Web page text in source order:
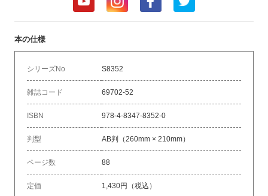
本の仕様
シリーズNo S8352
雑誌コード 69702-52
ISBN 978-4-8347-8352-0
判型 AB判（260mm × 210mm）
ページ数 88
定価 1,430円（税込）